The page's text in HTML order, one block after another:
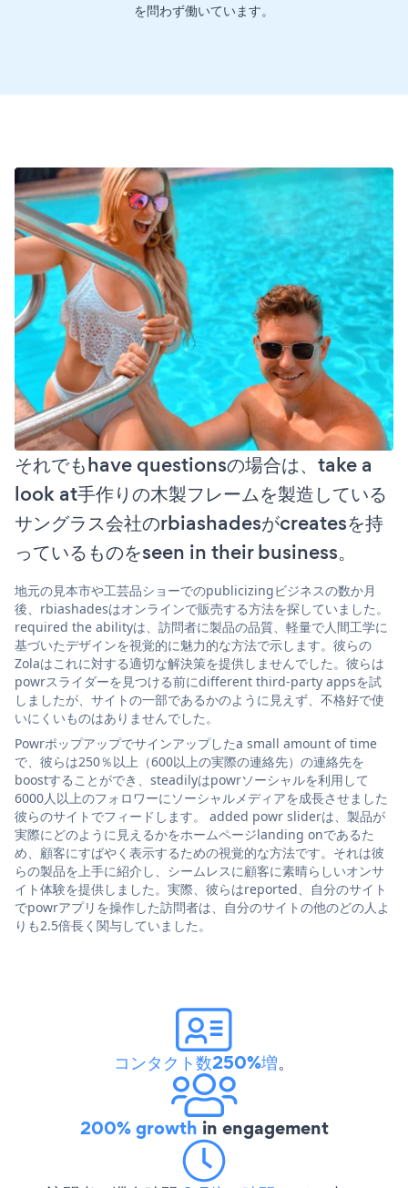
を問わず働いています。
それでもhave questionsの場合は、take a
look at手作りの木製フレームを製造している
サングラス会社のrbiashadesがcreatesを持
っているものをseen in their business。
地元の見本市や工芸品ショーでのpublicizingビジネスの数か月
後、rbiashadesはオンラインで販売する方法を探していました。
required the abilityは、訪問者に製品の品質、軽量で人間工学に
基づいたデザインを視覚的に魅力的な方法で示します。彼らの
Zolaはこれに対する適切な解決策を提供しませんでした。彼らは
powrスライダーを見つける前にdifferent third-party appsを試
しましたが、サイトの一部であるかのように見えず、不格好で使
いにくいものはありませんでした。
Powrポップアップでサインアップしたa small amount of time
で、彼らは250％以上（600以上の実際の連絡先）の連絡先を
boostすることができ、steadilyはpowrソーシャルを利用して
6000人以上のフォロワーにソーシャルメディアを成長させました
彼らのサイトでフィードします。 added powr sliderは、製品が
実際にどのように見えるかをホームページlanding onであるた
め、顧客にすばやく表示するための視覚的な方法です。それは彼
らの製品を上手に紹介し、シームレスに顧客に素晴らしいオンサ
イト体験を提供しました。実際、彼らはreported、自分のサイト
でpowrアプリを操作した訪問者は、自分のサイトの他のどの人よ
りも2.5倍長く関与していました。
コンタクト数250%増。
200% growth in engagement